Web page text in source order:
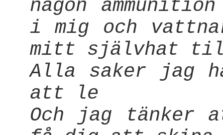
någon
i mig och
mitt självhat
Alla saker jag
att le
Och jag tänker